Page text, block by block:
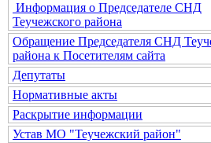
Информация о Председателе СНД
Теучежского района
Обращение Председателя СНД
района к Посетителям сайта
Депутаты
Нормативные акты
Раскрытие информации
Устав МО "Теучежский район"